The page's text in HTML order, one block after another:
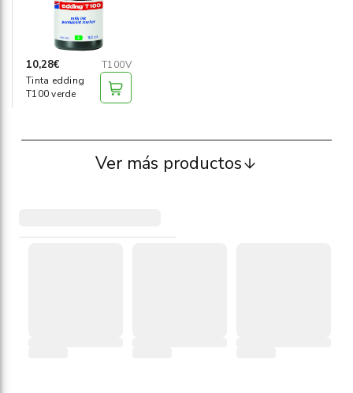
10,28€
T100V
Tinta edding
T100 verde
Ver más productos